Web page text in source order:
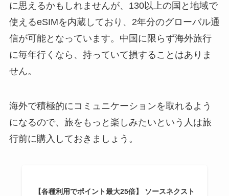
に思えるかもしれませんが、130以上の国と地域で
使えるeSIMを内蔵しており、2年分のグローバル通
信が可能となっています。中国に限らず海外旅行
に毎年行くなら、持っていて損することはありま
せん。
海外で積極的にコミュニケーションを取れるよう
になるので、旅をもっと楽しみたいという人は旅
行前に購入しておきましょう。
【各種利用でポイント最大25倍】 ソースネクスト